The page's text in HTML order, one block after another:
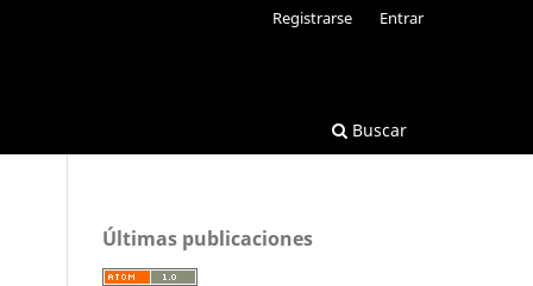
Buscar
Registrarse Entrar
Últimas publicaciones